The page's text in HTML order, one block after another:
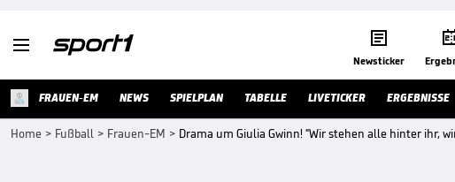
 
Newsticker
FRAUEN-EM NEWS SPIELPLAN TABELLE LIVETICKER ERGEBNISSE
Home > Fußball > Frauen-EM > Drama um Giulia Gwinn! "Wir stehen alle hinter ihr,